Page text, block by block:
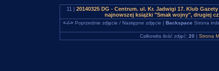
11 | 20140325 DG - Centrum. ul. Kr. Jadwigi 17. Klub
najnowszej książki "Smak wojny", drugiej
<-/->Poprzednie zdjęcie / Następne zdjęcie | Backspace Strona
Całkowita ilość zdjęć: 20 | Strona